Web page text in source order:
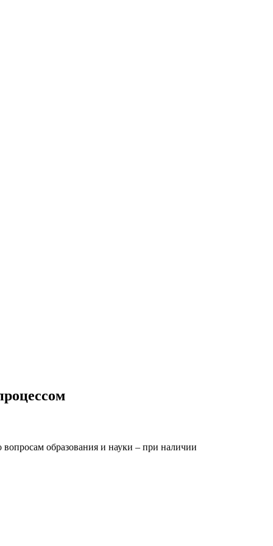
образования и науки – при наличии